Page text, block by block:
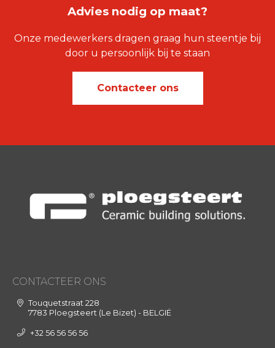
Advies nodig op maat?
Onze medewerkers dragen graag hun steentje bij
door u persoonlijk bij te staan
Contacteer ons
CONTACTEER ONS
Touquetstraat 228
7783 Ploegsteert (Le Bizet) - BELGIË
+32 56 56 56 56